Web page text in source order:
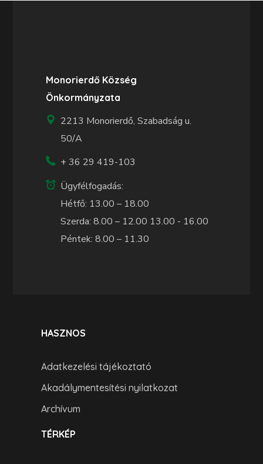
Monorierdő Község
Önkormányzata
2213 Monorierdő, Szabadság u.
50/A
+ 36 29 419-103
Ügyfélfogadás:
Hétfő: 13.00 – 18.00
Szerda: 8.00 – 12.00 13.00 - 16.00
Péntek: 8.00 – 11.30
HASZNOS
Adatkezelési tájékoztató
Akadálymentesítési nyilatkozat
Archívum
TÉRKÉP